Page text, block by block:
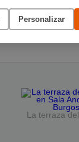
Personalizar
La terraza